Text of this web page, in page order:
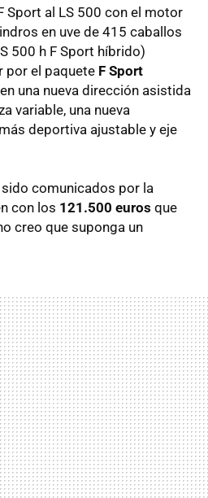
Sport al LS 500 con el motor
en uve de 415 caballos
500 h F Sport híbrido)
por el paquete F Sport
una nueva dirección asistida
variable, una nueva
deportiva ajustable y eje
comunicados por la
con los 121.500 euros que
creo que suponga un